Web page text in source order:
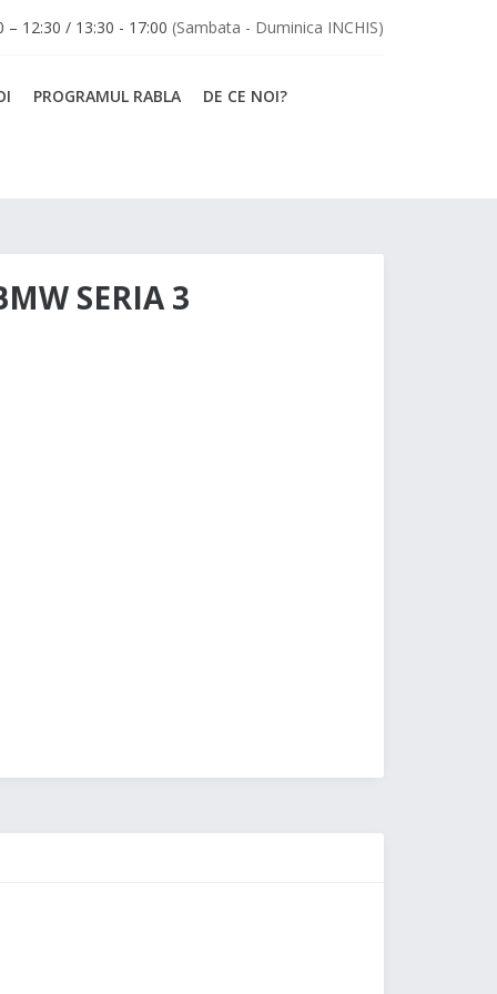
– 12:30 / 13:30 - 17:00 (Sambata - Duminica INCHIS)
PROGRAMUL RABLA DE CE NOI?
SERIA 3